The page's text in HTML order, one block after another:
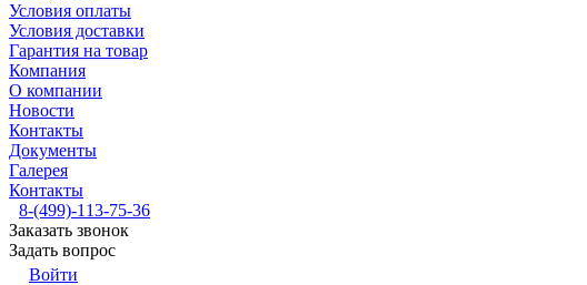
Условия оплаты
Условия доставки
Гарантия на товар
Компания
О компании
Новости
Контакты
Документы
Галерея
Контакты
8-(499)-113-75-36
Заказать звонок
Задать вопрос
Войти